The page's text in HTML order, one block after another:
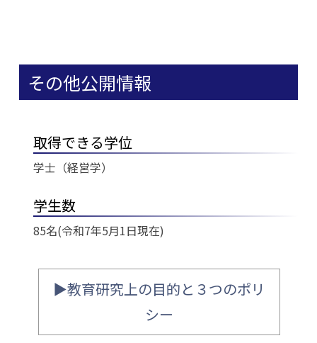
その他公開情報
取得できる学位
学士（経営学）
学生数
85名(令和7年5月1日現在)
▶教育研究上の目的と３つのポリ
シー